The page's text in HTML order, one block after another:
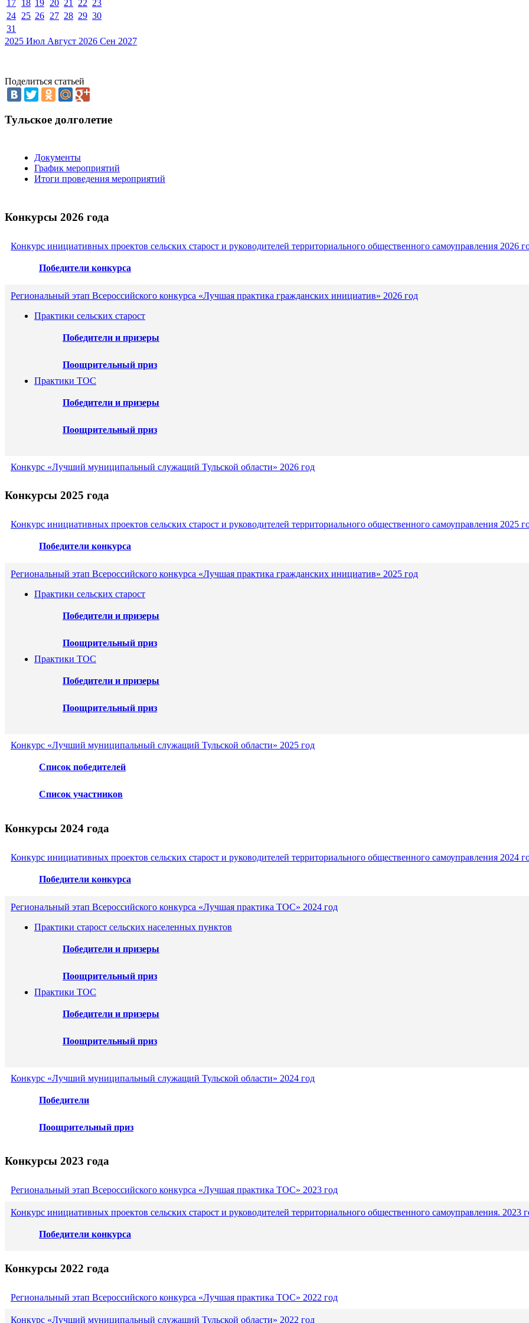
17 18 19 20 21 22 23
24 25 26 27 28 29 30
31
2025 Июл Август 2026 Сен 2027
Поделиться статьей
Тульское долголетие
Документы
График мероприятий
Итоги проведения мероприятий
Конкурсы 2026 года
Конкурс инициативных проектов сельских старост и руководителей территориального общественного самоуправления 2026
Победители конкурса
Региональный этап Всероссийского конкурса «Лучшая практика гражданских инициатив» 2026 год
Практики сельских старост
Победители и призеры
Поощрительный приз
Практики ТОС
Победители и призеры
Поощрительный приз
Конкурс «Лучший муниципальный служащий Тульской области» 2026 год
Конкурсы 2025 года
Конкурс инициативных проектов сельских старост и руководителей территориального общественного самоуправления 2025
Победители конкурса
Региональный этап Всероссийского конкурса «Лучшая практика гражданских инициатив» 2025 год
Практики сельских старост
Победители и призеры
Поощрительный приз
Практики ТОС
Победители и призеры
Поощрительный приз
Конкурс «Лучший муниципальный служащий Тульской области» 2025 год
Список победителей
Список участников
Конкурсы 2024 года
Конкурс инициативных проектов сельских старост и руководителей территориального общественного самоуправления 2024
Победители конкурса
Региональный этап Всероссийского конкурса «Лучшая практика ТОС» 2024 год
Практики старост сельских населенных пунктов
Победители и призеры
Поощрительный приз
Практики ТОС
Победители и призеры
Поощрительный приз
Конкурс «Лучший муниципальный служащий Тульской области» 2024 год
Победители
Поощрительный приз
Конкурсы 2023 года
Региональный этап Всероссийского конкурса «Лучшая практика ТОС» 2023 год
Конкурс инициативных проектов сельских старост и руководителей территориального общественного самоуправления. 2023
Победители конкурса
Конкурсы 2022 года
Региональный этап Всероссийского конкурса «Лучшая практика ТОС» 2022 год
Конкурс «Лучший муниципальный служащий Тульской области» 2022 год